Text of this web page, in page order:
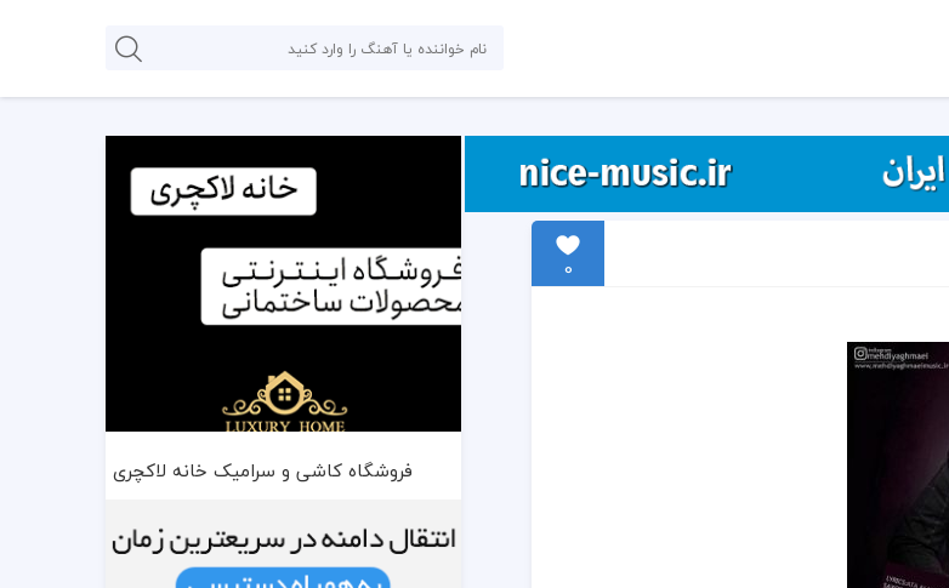
0
فروشگاه کاشی و سرامیک خانه لاکچری